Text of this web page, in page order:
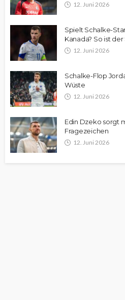
12. Juni 2026
Spielt Schalke-
Kanada? So ist
12. Juni 2026
Schalke-Flop
Wüste
12. Juni 2026
Edin Dzeko sorgt
Fragezeichen
12. Juni 2026